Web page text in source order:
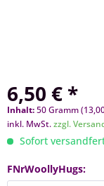
6,50 € *
Inhalt:50 Gramm
inkl. MwSt.zzgl.
Sofort
FNrWoollyHugs: